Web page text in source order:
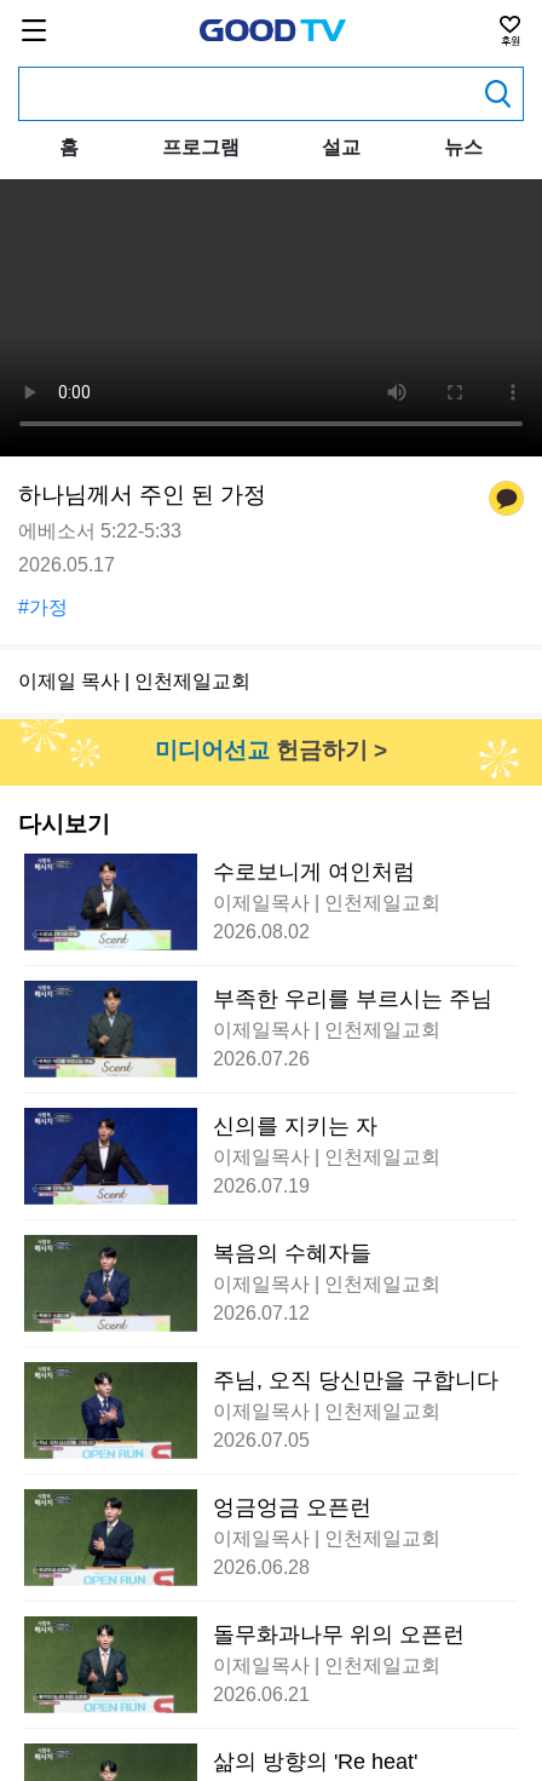
홈 프로그램 설교 뉴스
하나님께서 주인 된 가정
에베소서 5:22-5:33
2026.05.17
#가정
이제일 목사 | 인천제일교회
미디어선교 헌금하기 >
다시보기
수로보니게 여인처럼
이제일목사 | 인천제일교회
2026.08.02
부족한 우리를 부르시는 주님
이제일목사 | 인천제일교회
2026.07.26
신의를 지키는 자
이제일목사 | 인천제일교회
2026.07.19
복음의 수혜자들
이제일목사 | 인천제일교회
2026.07.12
주님, 오직 당신만을 구합니다
이제일목사 | 인천제일교회
2026.07.05
엉금엉금 오픈런
이제일목사 | 인천제일교회
2026.06.28
돌무화과나무 위의 오픈런
이제일목사 | 인천제일교회
2026.06.21
삶의 방향의 'Re heat'